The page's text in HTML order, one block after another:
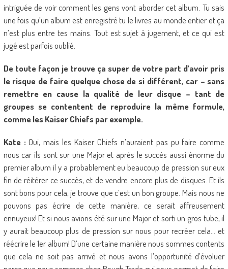
intriguée de voir comment les gens vont aborder cet album. Tu sais
une fois qu’un album est enregistré tu le livres au monde entier et ça
n’est plus entre tes mains. Tout est sujet à jugement, et ce qui est
jugé est parfois oublié.
De toute façon je trouve ça super de votre part d’avoir pris
le risque de faire quelque chose de si différent, car – sans
remettre en cause la qualité de leur disque – tant de
groupes se contentent de reproduire la même formule,
comme les Kaiser Chiefs par exemple.
Kate : Oui, mais les Kaiser Chiefs n’auraient pas pu faire comme
nous car ils sont sur une Major et après le succès aussi énorme du
premier album il y a probablement eu beaucoup de pression sur eux
fin de réitérer ce succès, et de vendre encore plus de disques. Et ils
sont bons pour cela, je trouve que c’est un bon groupe. Mais nous ne
pouvons pas écrire de cette manière, ce serait affreusement
ennuyeux! Et si nous avions été sur une Major et sorti un gros tube, il
y aurait beaucoup plus de pression sur nous pour recréer cela… et
réécrire le 1er album! D’une certaine manière nous sommes contents
que cela ne soit pas arrivé et nous avons l’opportunité d’évoluer